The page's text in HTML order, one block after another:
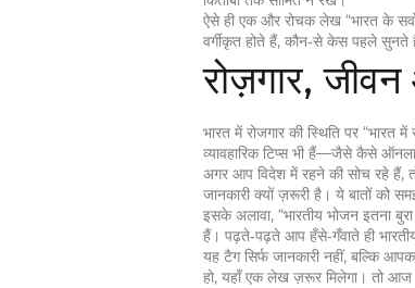
ऐसे ही एक और रोचक लेख “भारत के
वर्गीकृत होते हैं, कौन‑से केस पहले सुनते
रोज़गार,
भारत में रोजगार की स्थिति पर “भारत
व्यावहारिक टिप्स भी हैं—जैसे कैसे
अगर आप विदेश में रहने की सोच रहे हैं,
जानकारी क्यों ज़रूरी है। ये बातों को
इसके अलावा, “भारतीय भोजन इतना
हैं। पढ़ते‑पढ़ते आप हँसे‑गँवाते ही
यह टैग सिर्फ जानकारी नहीं, बल्कि
हो, यहाँ एक लेख ज़रूर मिलेगा। तो